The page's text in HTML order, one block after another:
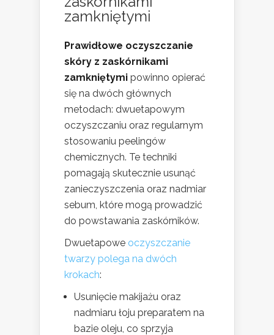
zamkniętymi
Prawidłowe oczyszczanie
skóry z zaskórnikami
zamkniętymi powinno opierać
się na dwóch głównych
metodach: dwuetapowym
oczyszczaniu oraz regularnym
stosowaniu peelingów
chemicznych. Te techniki
pomagają skutecznie usunąć
zanieczyszczenia oraz nadmiar
sebum, które mogą prowadzić
do powstawania zaskórników.
Dwuetapowe oczyszczanie
twarzy polega na dwóch
krokach:
Usunięcie makijażu oraz
nadmiaru łoju preparatem na
bazie oleju, co sprzyja